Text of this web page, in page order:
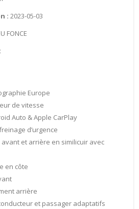
: 2023-05-03
FONCE
Europe
de vitesse
Auto & Apple CarPlay
d’urgence
et arrière en similicuir avec
en côte
arrière
et passager adaptatifs